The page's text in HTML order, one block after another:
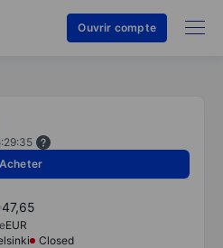
Ouvrir compte
Acheter
47,65
EUR
Closed